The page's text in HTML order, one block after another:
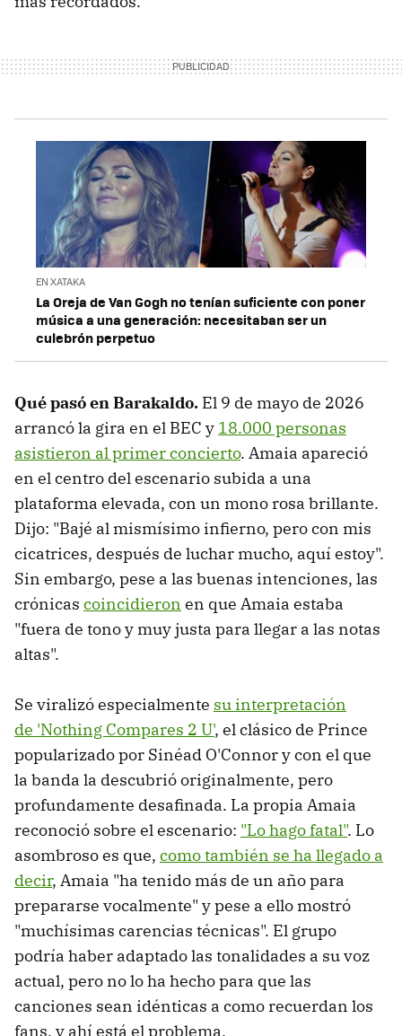
EN XATAKA
La Oreja de Van Gogh no tenían suficiente con poner
música a una generación: necesitaban ser un
culebrón perpetuo
Qué pasó en Barakaldo. El 9 de mayo de 2026
arrancó la gira en el BEC y 18.000 personas
asistieron al primer concierto. Amaia apareció
en el centro del escenario subida a una
plataforma elevada, con un mono rosa brillante.
Dijo: "Bajé al mismísimo infierno, pero con mis
cicatrices, después de luchar mucho, aquí estoy".
Sin embargo, pese a las buenas intenciones, las
crónicas coincidieron en que Amaia estaba
"fuera de tono y muy justa para llegar a las notas
altas".
Se viralizó especialmente su interpretación
de 'Nothing Compares 2 U', el clásico de Prince
popularizado por Sinéad O'Connor y con el que
la banda la descubrió originalmente, pero
profundamente desafinada. La propia Amaia
reconoció sobre el escenario: "Lo hago fatal". Lo
asombroso es que, como también se ha llegado a
decir, Amaia "ha tenido más de un año para
prepararse vocalmente" y pese a ello mostró
"muchísimas carencias técnicas". El grupo
podría haber adaptado las tonalidades a su voz
actual, pero no lo ha hecho para que las
canciones sean idénticas a como recuerdan los
fans, y ahí está el problema.